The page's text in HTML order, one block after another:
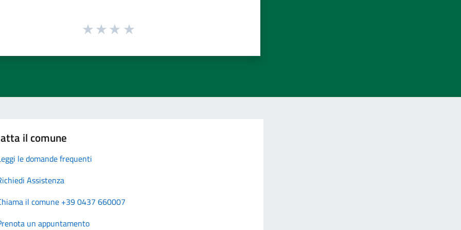
il comune
le domande frequenti
Assistenza
il comune +39 0437 660007
un appuntamento